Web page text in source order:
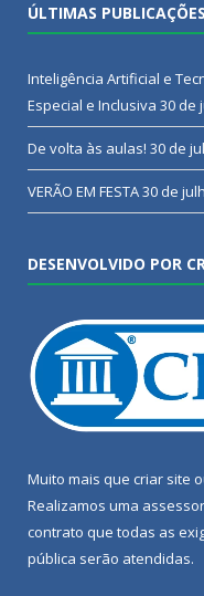
ÚLTIMAS PUBLICAÇÕES
Inteligência Artificial e
Especial e Inclusiva 30 de
De volta às aulas! 30 de
VERÃO EM FESTA30 de
DESENVOLVIDO POR
Muito mais que criar site
Realizamos uma
contrato que todas as
pública serão atendidas.